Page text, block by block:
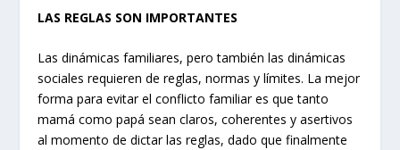
LAS REGLAS SON IMPORTANTES
Las dinámicas familiares, pero también las dinámicas
sociales requieren de reglas, normas y límites. La mejor
forma para evitar el conflicto familiar es que tanto
mamá como papá sean claros, coherentes y asertivos
al momento de dictar las reglas, dado que finalmente